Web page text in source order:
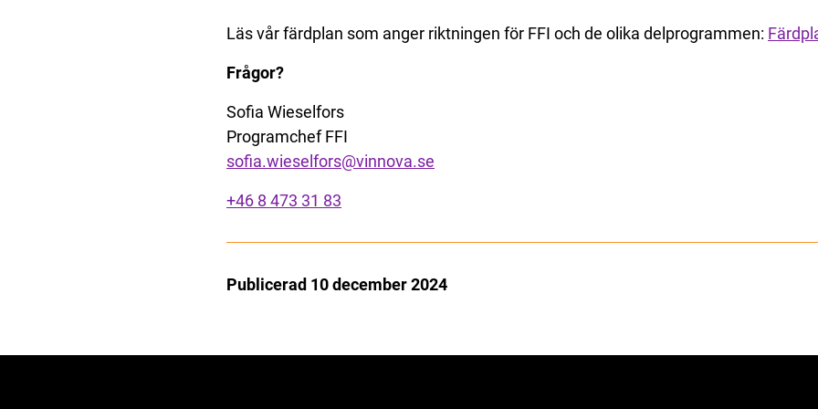
Läs vår färdplan som anger riktningen för FFI och de olika delprogrammen:
Frågor?
Sofia Wieselfors
Programchef FFI
sofia.wieselfors@vinnova.se
+46 8 473 31 83
Publicerad 10 december 2024